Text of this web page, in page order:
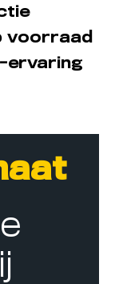
voorraad
ervaring